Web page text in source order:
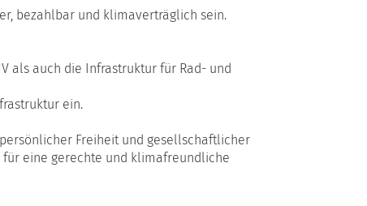
bezahlbar und klimaverträglich sein.
als auch die Infrastruktur für Rad- und
ein.
Freiheit und gesellschaftlicher
für eine gerechte und klimafreundliche